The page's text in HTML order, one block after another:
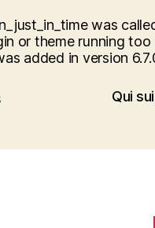
was
or theme running
added in version
Qui